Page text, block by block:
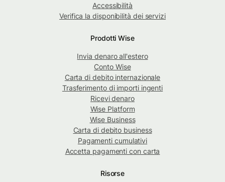
Accessibilità
Verifica la disponibilità dei servizi
Prodotti Wise
Invia denaro all'estero
Conto Wise
Carta di debito internazionale
Trasferimento di importi ingenti
Ricevi denaro
Wise Platform
Wise Business
Carta di debito business
Pagamenti cumulativi
Accetta pagamenti con carta
Risorse